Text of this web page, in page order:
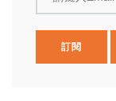
訂閱